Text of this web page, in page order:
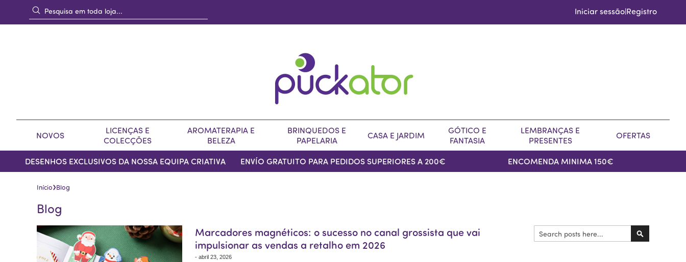
Iniciar sessão|Registro
NOVOS
LICENÇAS E
COLECÇÕES
AROMATERAPIA E
BELEZA
BRINQUEDOS E
PAPELARIA
CASA E JARDIM
GÓTICO E
FANTASIA
LEMBRANÇAS E
PRESENTES
OFERTAS
DESENHOS EXCLUSIVOS DA NOSSA EQUIPA CRIATIVA ENVÍO GRATUITO PARA PEDIDOS SUPERIORES A 200€ ENCOMENDA MINIMA 150€
Início›Blog
Blog
Marcadores magnéticos: o sucesso no canal grossista que vai
impulsionar as vendas a retalho em 2026
- abril 23, 2026
Procurar